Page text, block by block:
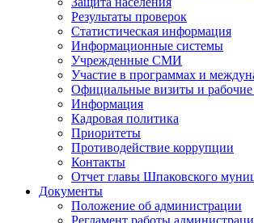
Результаты проверок
Статистическая информация
Информационные системы
Учрежденные СМИ
Участие в программах и
Официальные визиты и рабочие
Информация
Кадровая политика
Приоритеты
Противодействие коррупции
Контакты
Отчет главы Шпаковского
Документы
Положение об администрации